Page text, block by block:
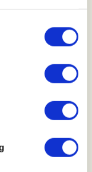
gjør
kanskje?